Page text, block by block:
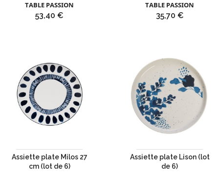
TABLE PASSION
Prix
53,40 €
TABLE PASSION
Prix
35,70 €
Assiette plate Milos 27
cm (lot de 6)
Assiette plate Lison (lot
de 6)